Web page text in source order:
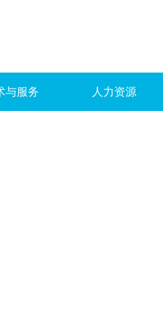
与服务 人力资源